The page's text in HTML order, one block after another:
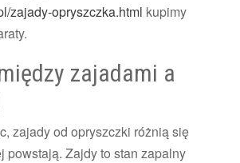
zajady-opryszczka.html kupimy
zajadami a
zajady od opryszczki różnią się
powstają. Zajdy to stan zapalny